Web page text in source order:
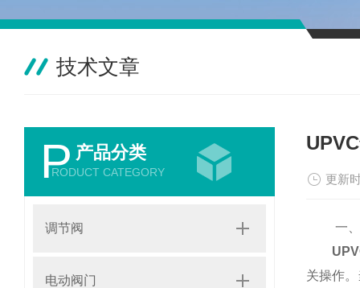
技术文章
P 产品分类
RODUCT CATEGORY
调节阀
电动阀门
更新
一、
关操作